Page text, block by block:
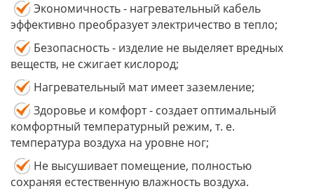
Экономичность - нагревательный кабель
эффективно преобразует электричество в тепло;
Безопасность - изделие не выделяет вредных
веществ, не сжигает кислород;
Нагревательный мат имеет заземление;
Здоровье и комфорт - создает оптимальный
комфортный температурный режим, т. е.
температура воздуха на уровне ног;
Не высушивает помещение, полностью
сохраняя естественную влажность воздуха.